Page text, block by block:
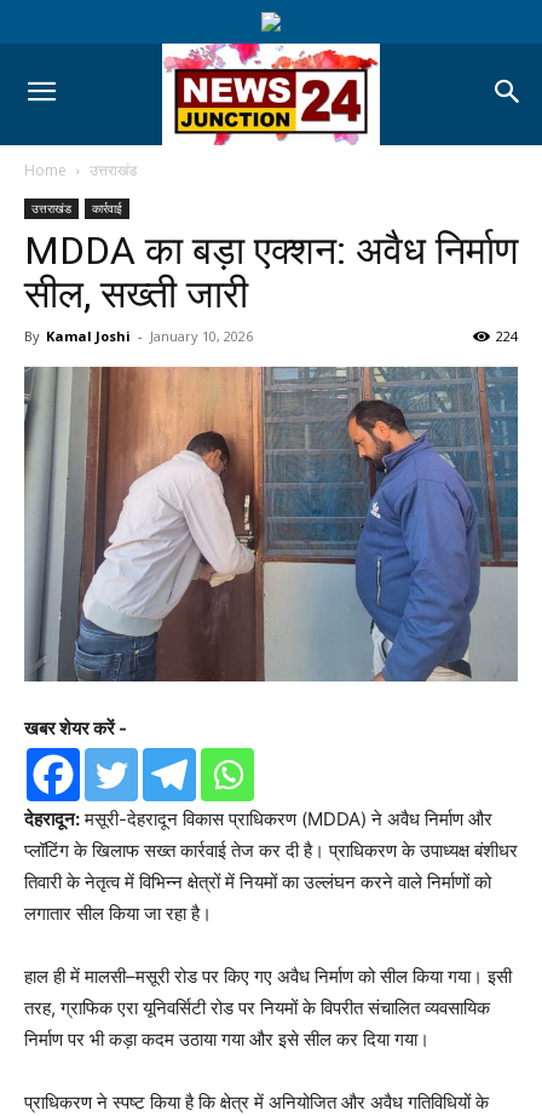
Home उत्तराखंड
उत्तराखंड कार्रवाई
MDDA का बड़ा एक्शन: अवैध निर्माण
सील, सख्ती जारी
By Kamal Joshi - January 10, 2026 224
खबर शेयर करें -
देहरादून:मसूरी-देहरादून विकास प्राधिकरण (MDDA) ने अवैध निर्माण और
प्लॉटिंग के खिलाफ सख्त कार्रवाई तेज कर दी है। प्राधिकरण के उपाध्यक्ष बंशीधर
तिवारी के नेतृत्व में विभिन्न क्षेत्रों में नियमों का उल्लंघन करने वाले निर्माणों को
लगातार सील किया जा रहा है।
हाल ही में मालसी–मसूरी रोड पर किए गए अवैध निर्माण को सील किया गया। इसी
तरह, ग्राफिक एरा यूनिवर्सिटी रोड पर नियमों के विपरीत संचालित व्यवसायिक
निर्माण पर भी कड़ा कदम उठाया गया और इसे सील कर दिया गया।
प्राधिकरण ने स्पष्ट किया है कि क्षेत्र में अनियोजित और अवैध गतिविधियों के